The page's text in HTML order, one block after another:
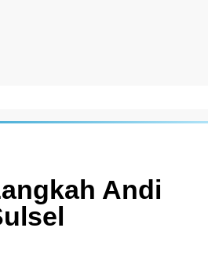
Andi